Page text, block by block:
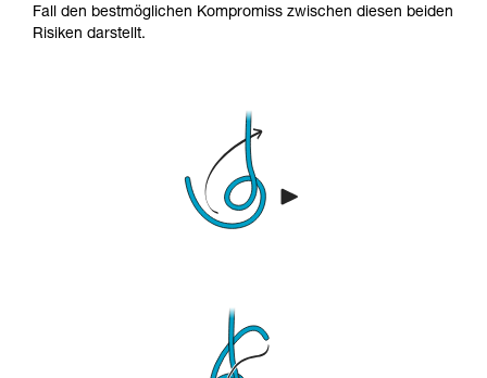
Fall den bestmöglichen Kompromiss zwischen diesen beiden
Risiken darstellt.